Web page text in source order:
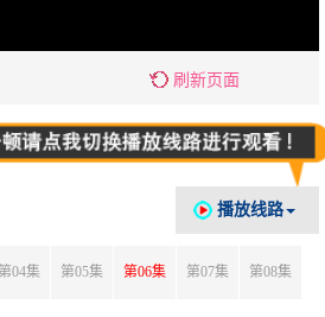
刷新页面
播放线路
第04集 第05集 第06集 第07集 第08集